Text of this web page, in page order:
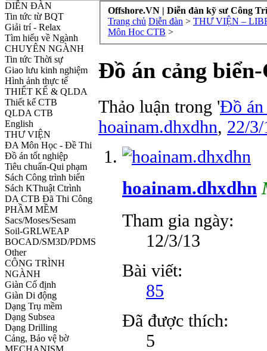
DIỄN ĐÀN
Tin tức từ BQT
Giải trí - Relax
Tìm hiểu về Ngành
CHUYÊN NGÀNH
Tin tức Thời sự
Giao lưu kinh nghiệm
Hình ảnh thực tế
THIẾT KẾ & QLDA
Thiết kế CTB
QLDA CTB
English
THƯ VIỆN
ĐA Môn Học - Đề Thi
Đồ án tốt nghiệp
Tiêu chuẩn-Qui phạm
Sách Công trình biển
Sách KThuật Ctrình
DA CTB Đã Thi Công
PHẦM MỀM
Sacs/Moses/Sesam
Soil-GRLWEAP
BOCAD/SM3D/PDMS
Other
CÔNG TRÌNH
NGÀNH
Giàn Cố định
Giàn Di động
Dạng Trụ mềm
Dạng Subsea
Dạng Drilling
Cảng, Bảo vệ bờ
Offshore.VN | Diễn đàn kỹ sư Công
Trang chủ Diễn đàn > THƯ VIỆN –
Môn Hoc CTB >
Đồ án cảng
Thảo luận trong 'Đồ
hoainam.dhxdhn, 22/
hoainam.dhxdhn
Tham gia ngày:
12/3/13
Bài viết:
85
Đã được thích:
5